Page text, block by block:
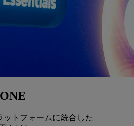
ットフォームに統合した